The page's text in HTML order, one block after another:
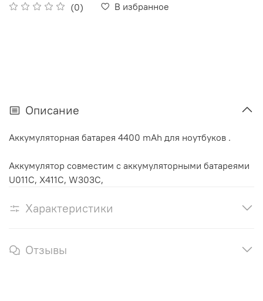
(0) В избранное
Описание
Аккумуляторная батарея 4400 mAh для ноутбуков .
Аккумулятор cовместим с аккумуляторными батареями
U011C, X411C, W303C,
Характеристики
Отзывы